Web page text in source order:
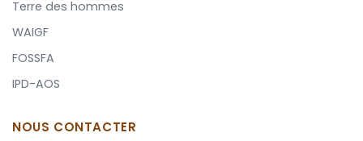
Terre des hommes
WAIGF
FOSSFA
IPD-AOS
NOUS CONTACTER